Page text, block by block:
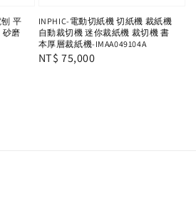
平
砂磨
INPHIC-電動切紙機 切紙機 裁紙機
自動裁切機 迷你裁紙機 裁切機 書
本厚層裁紙機-IMAA049104A
Regular
NT$ 75,000